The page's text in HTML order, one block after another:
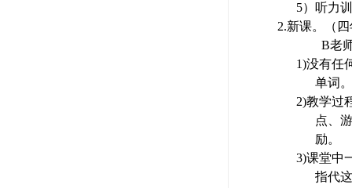
5） 听力
2.新课。（
B老
1)没有任
单词。
2)教学过
点、
励。
3)课堂中
指代